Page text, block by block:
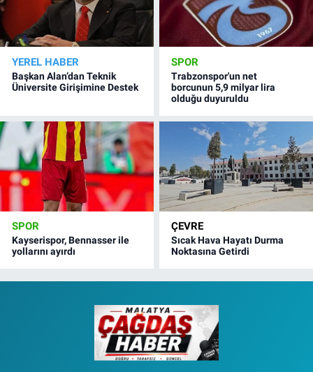
YEREL HABER
Başkan Alan’dan Teknik
Üniversite Girişimine Destek
SPOR
Trabzonspor'un net
borcunun 5,9 milyar lira
olduğu duyuruldu
SPOR
Kayserispor, Bennasser ile
yollarını ayırdı
ÇEVRE
Sıcak Hava Hayatı Durma
Noktasına Getirdi